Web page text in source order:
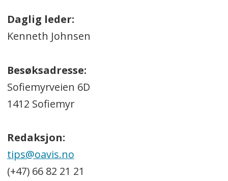
Daglig leder:
Kenneth Johnsen
Besøksadresse:
Sofiemyrveien 6D
1412 Sofiemyr
Redaksjon:
tips@oavis.no
(+47) 66 82 21 21